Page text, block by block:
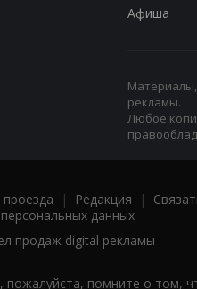
Афиша
рекламы.
Любое
| Редакция |
данных
продаж digital рекламы
пожалуйста, помните о том,